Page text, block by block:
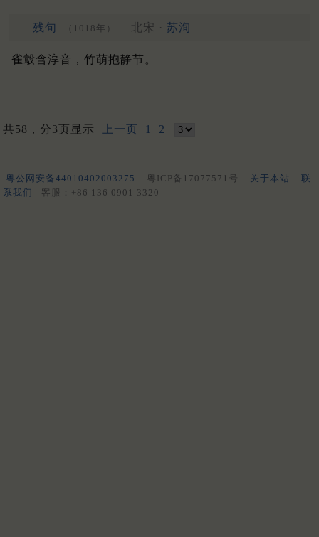
残句 （1018年） 北宋 · 苏洵
雀鷇含淳音，竹萌抱静节。
共58，分3页显示 上一页 1 2
粤公网安备44010402003275 粤ICP备17077571号 关于本站
联
系我们
客服：+86 136 0901 3320